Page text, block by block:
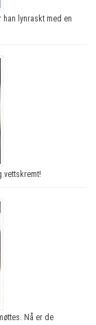
han lynraskt med en
vettskremt!
Nå er de